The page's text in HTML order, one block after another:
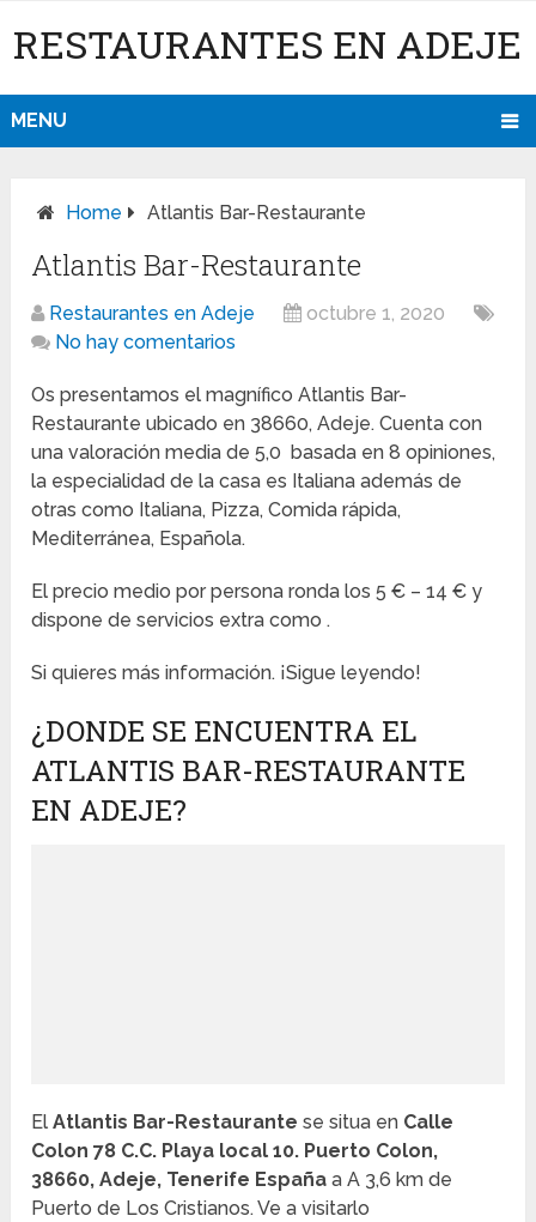
RESTAURANTES EN ADEJE
MENU
Home Atlantis Bar-Restaurante
Atlantis Bar-Restaurante
Restaurantes en Adeje
octubre 1, 2020
No hay comentarios
Os presentamos el magnífico Atlantis Bar-
Restaurante ubicado en 38660, Adeje. Cuenta con
una valoración media de 5,0 basada en 8 opiniones,
la especialidad de la casa es Italiana además de
otras como Italiana, Pizza, Comida rápida,
Mediterránea, Española.
El precio medio por persona ronda los 5 € – 14 € y
dispone de servicios extra como .
Si quieres más información. ¡Sigue leyendo!
¿DONDE SE ENCUENTRA EL
ATLANTIS BAR-RESTAURANTE
EN ADEJE?
ElAtlantis Bar-Restaurante se situa en Calle
Colon 78 C.C. Playa local 10. Puerto Colon,
38660, Adeje, Tenerife España a A 3,6 km de
Puerto de Los Cristianos. Ve a visitarlo